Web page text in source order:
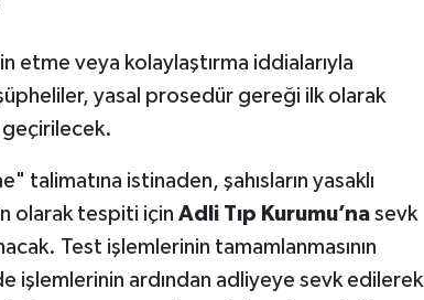
etme veya kolaylaştırma iddialarıyla
yasal prosedür gereği ilk olarak
geçirilecek.
talimatına istinaden, şahısların yasaklı
olarak tespiti için Adli Tıp Kurumu’nasevk
Test işlemlerinin tamamlanmasının
işlemlerinin ardından adliyeye sevk edilerek